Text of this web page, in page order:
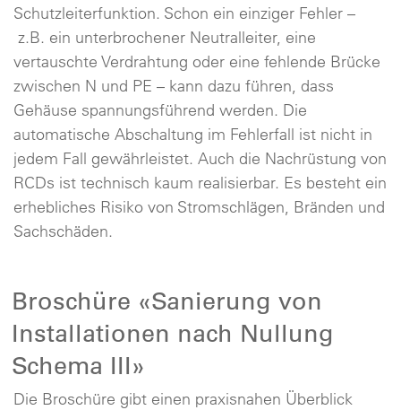
Schutzleiterfunktion. Schon ein einziger Fehler –
z.B. ein unterbrochener Neutralleiter, eine
vertauschte Verdrahtung oder eine fehlende Brücke
zwischen N und PE – kann dazu führen, dass
Gehäuse spannungsführend werden. Die
automatische Abschaltung im Fehlerfall ist nicht in
jedem Fall gewährleistet. Auch die Nachrüstung von
RCDs ist technisch kaum realisierbar. Es besteht ein
erhebliches Risiko von Stromschlägen, Bränden und
Sachschäden.
Broschüre «Sanierung von
Installationen nach Nullung
Schema III»
Die Broschüre gibt einen praxisnahen Überblick